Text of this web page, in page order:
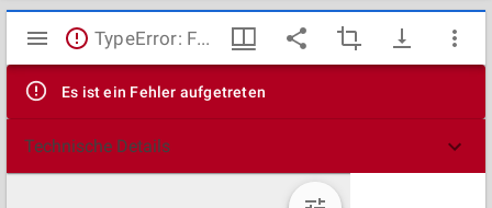
Mirador
Viewer
TypeError: Failed to fetch
Es ist ein Fehler aufgetreten
Technische Details